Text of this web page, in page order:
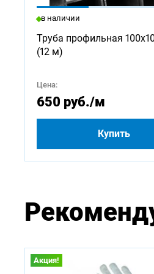
в наличии
Труба профильная
(12 м)
Цена:
650 руб./м
Купить
Акция!